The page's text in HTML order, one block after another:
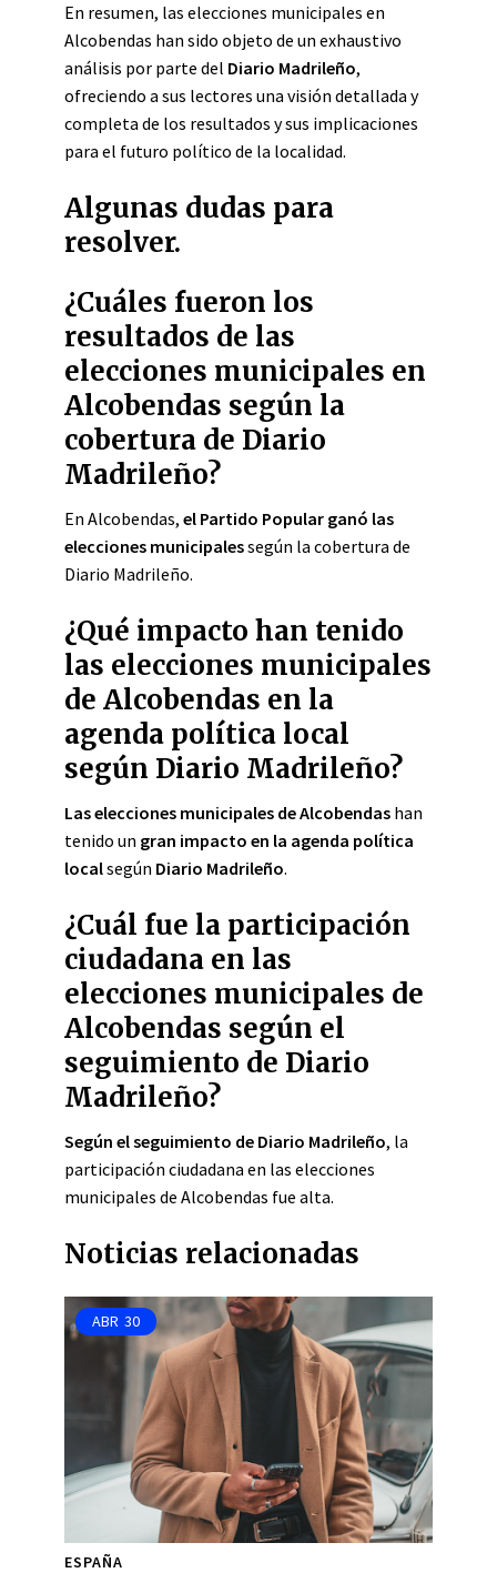
En resumen, las elecciones municipales en
Alcobendas han sido objeto de un exhaustivo
análisis por parte del Diario Madrileño,
ofreciendo a sus lectores una visión detallada y
completa de los resultados y sus implicaciones
para el futuro político de la localidad.
Algunas dudas para
resolver.
¿Cuáles fueron los
resultados de las
elecciones municipales en
Alcobendas según la
cobertura de Diario
Madrileño?
En Alcobendas, el Partido Popular ganó las
elecciones municipalessegún la cobertura de
Diario Madrileño.
¿Qué impacto han tenido
las elecciones municipales
de Alcobendas en la
agenda política local
según Diario Madrileño?
Las elecciones municipales de Alcobendas han
tenido un gran impacto en la agenda política
localsegún Diario Madrileño.
¿Cuál fue la participación
ciudadana en las
elecciones municipales de
Alcobendas según el
seguimiento de Diario
Madrileño?
Según el seguimiento de Diario Madrileño, la
participación ciudadana en las elecciones
municipales de Alcobendas fue alta.
Noticias relacionadas
ABR 30
ESPAÑA